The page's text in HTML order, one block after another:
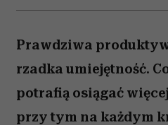
Prawdziwa
rzadka umiejętność.
potrafią osiągać
przy tym na każdym